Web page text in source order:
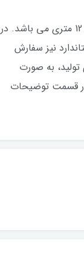
​​​​روفرشی کشدار (کاور روفرشی) با بهترین کیفیت موجود در بازار و با بهترین پارچه مخمل و رنگ، با طرح بسیار زیبا در سایزهای 4 و 6 و 9 و 12 متری می باشد. در
تومان بیشتر، سایزهای غیر استاندارد نیز سفارش
سفارش برای تولید، به صورت
قسمت توضیحات